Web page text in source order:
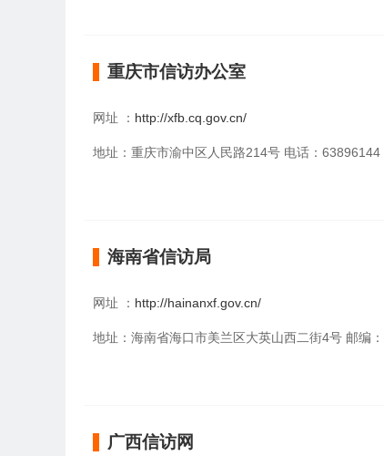
重庆市信访办公室
网址 ： http://xfb.cq.gov.cn/
地址：重庆市渝中区人民路214号 电话：
海南省信访局
网址 ： http://hainanxf.gov.cn/
地址：海南省海口市美兰区大英山西二街4号 邮编
广西信访网